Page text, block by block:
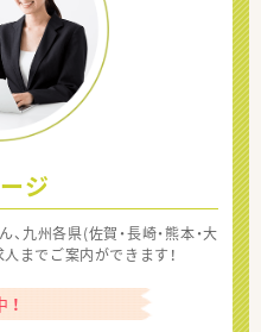
ジ
九州各県(佐賀・長崎・熊本・大
人までご案内ができます！